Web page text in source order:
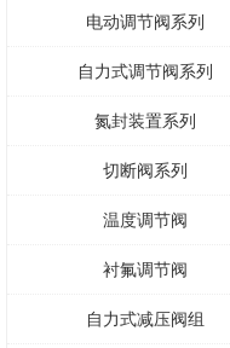
电动调节阀系列
自力式调节阀系列
氮封装置系列
切断阀系列
温度调节阀
衬氟调节阀
自力式减压阀组